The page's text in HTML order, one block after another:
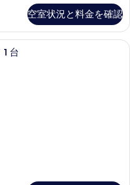
空室状況と料金を確認
ロイヤル スイート キングベッド 1
台